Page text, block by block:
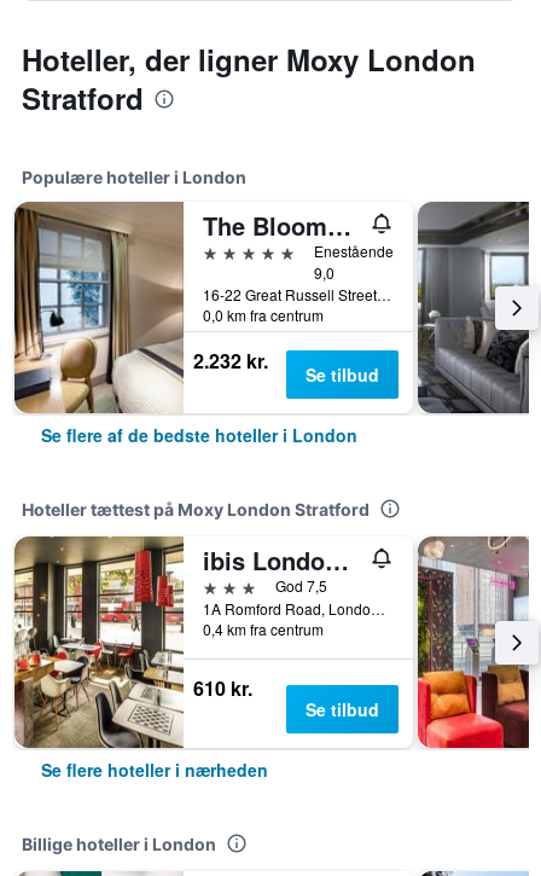
Hoteller, der ligner Moxy London
Stratford
Populære hoteller i London
The Bloomsbury
5 stjerner
Enestående
9,0
16-22 Great Russell Street, London, Storbritannien
0,0 km fra centrum
2.232 kr. Se tilbud
Se flere af de bedste hoteller i London
Hoteller tættest på Moxy London Stratford
ibis London Stratford
3 stjernerGod 7,5
1A Romford Road, London, Storbritannien
0,4 km fra centrum
610 kr.
Se tilbud
Se flere hoteller i nærheden
Billige hoteller i London